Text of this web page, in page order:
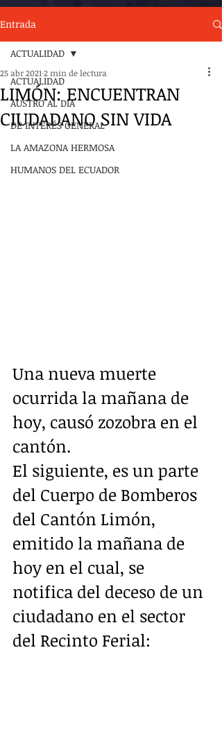
Entrada
ACTUALIDAD
AUSTRO AL DÍA
DE INTERÉS GENERAL
LA AMAZONA HERMOSA
HUMANOS DEL ECUADOR
ACTUALIDAD
LIMÓN: ENCUENTRAN
CIUDADANO SIN VIDA
25 abr 2021 2 min de lectura
Una nueva muerte
ocurrida la mañana de
hoy, causó zozobra en el
cantón.
El siguiente, es un parte
del Cuerpo de Bomberos
del Cantón Limón,
emitido la mañana de
hoy en el cual, se
notifica del deceso de un
ciudadano en el sector
del Recinto Ferial: